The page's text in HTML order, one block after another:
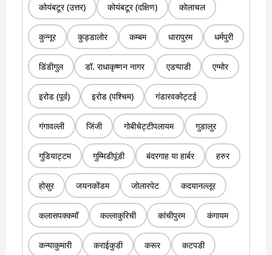
कोयंबटूर (उत्तर) कोयंबटूर (दक्षिण) कोलाचल
कुन्नूर कुड्डालोर कम्बम धारापुरम धर्मपुरी
डिंडीगुल डॉ. राधाकृष्णन नागर एडप्पाडी एग्मोर
इरोड (पूर्व) इरोड (पश्चिम) गंडारवकोट्टई
गंगावल्ली जिंजी गोबीचेट्टीपलायम गुडालुर
गुडियाट्टम गुम्मिडीपूंडी बंदरगाह या हार्बर हरुर
होसुर जयनकोंडम जोलारपेट कदयानल्लूर
कलासपक्कमॉ कल्लाकुरिची कांचीपुरम कंगायम
कन्याकुमारी कराईकुडी करूर कटपडी